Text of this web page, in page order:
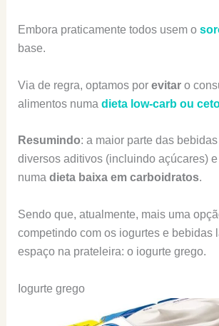
Embora praticamente todos usem o
base.
Via de regra, optamos por evitaro
alimentos numa dieta low-carb ou
Resumindo: a maior parte das
diversos aditivos (incluindo açúcares)
numa dieta baixa em carboidratos.
Sendo que, atualmente, mais uma
competindo com os iogurtes e bebidas
espaço na prateleira: o iogurte grego.
Iogurte grego